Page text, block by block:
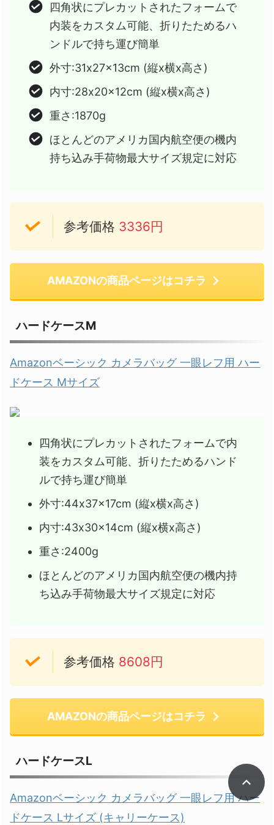
四角状にプレカットされたフォームで
内装をカスタム可能、折りたためるハ
ンドルで持ち運び簡単
外寸:31x27x13cm (縦x横x高さ)
内寸:28x20x12cm (縦x横x高さ)
重さ:1870g
ほとんどのアメリカ国内航空便の機内
持ち込み手荷物最大サイズ規定に対応
参考価格 3336円
AMAZONの商品ページはコチラ
ハードケースM
Amazonベーシック カメラバッグ 一眼レフ用 ハー
ドケース Mサイズ
四角状にプレカットされたフォームで内
装をカスタム可能、折りたためるハンド
ルで持ち運び簡単
外寸:44x37x17cm (縦x横x高さ)
内寸:43x30x14cm (縦x横x高さ)
重さ:2400g
ほとんどのアメリカ国内航空便の機内持
ち込み手荷物最大サイズ規定に対応
参考価格 8608円
AMAZONの商品ページはコチラ
ハードケースL
Amazonベーシック カメラバッグ 一眼レフ用 ハー
ドケース Lサイズ (キャリーケース)